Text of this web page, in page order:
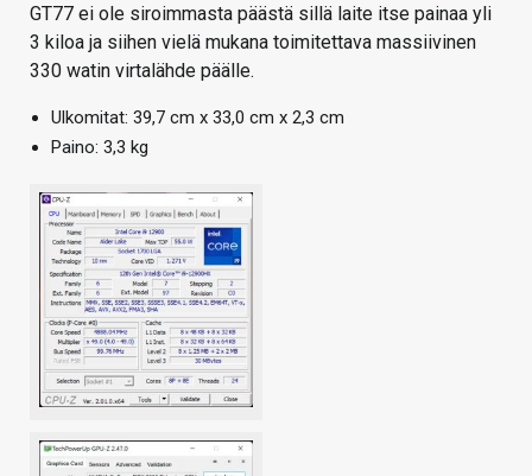
GT77 ei ole siroimmasta päästä sillä laite itse painaa yli
3 kiloa ja siihen vielä mukana toimitettava massiivinen
330 watin virtalähde päälle.
Ulkomitat: 39,7 cm x 33,0 cm x 2,3 cm
Paino: 3,3 kg